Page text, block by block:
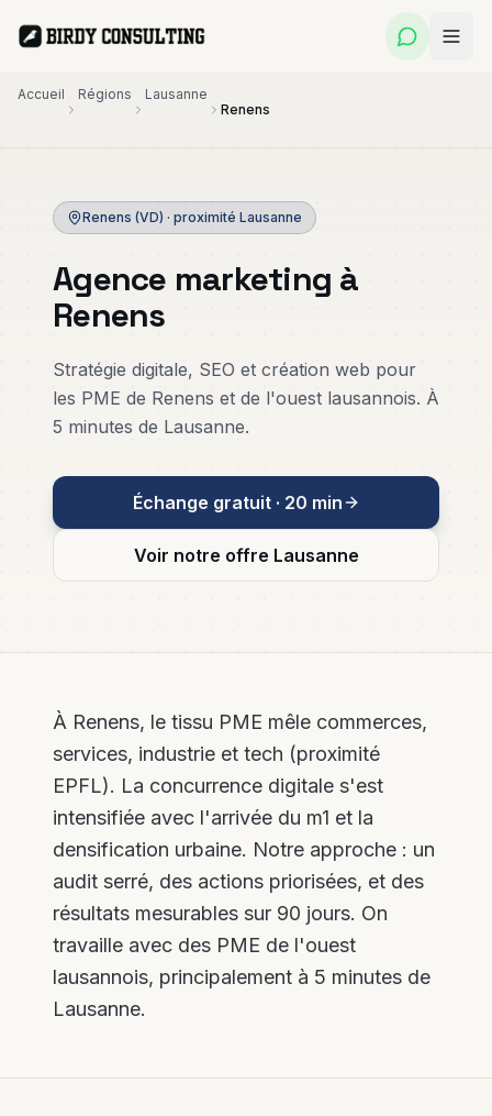
Fractional
CMO
Direction
externalisée
pour PME
Branding
Ghostwriting
& présence
Publicité
Digitale
Google
Ads &
LinkedIn
SEO
Visibilité durable
& IA
Plus de leads,
Email
PME
Social
Media B2B
Instagram,
community
management
Création de
Site Web
Sites
qui
convertissent
Web PME
Outils métier
livrés en
Immobilier
Tech &
Accueil Régions
Lausanne
Renens
Renens (VD) · proximité Lausanne
Agence marketing à
Renens
Stratégie digitale, SEO et création web pour
les PME de Renens et de l'ouest lausannois. À
5 minutes de Lausanne.
Échange gratuit · 20 min
Voir notre offre Lausanne
À Renens, le tissu PME mêle commerces,
services, industrie et tech (proximité
EPFL). La concurrence digitale s'est
intensifiée avec l'arrivée du m1 et la
densification urbaine. Notre approche : un
audit serré, des actions priorisées, et des
résultats mesurables sur 90 jours. On
travaille avec des PME de l'ouest
lausannois, principalement à 5 minutes de
Lausanne.